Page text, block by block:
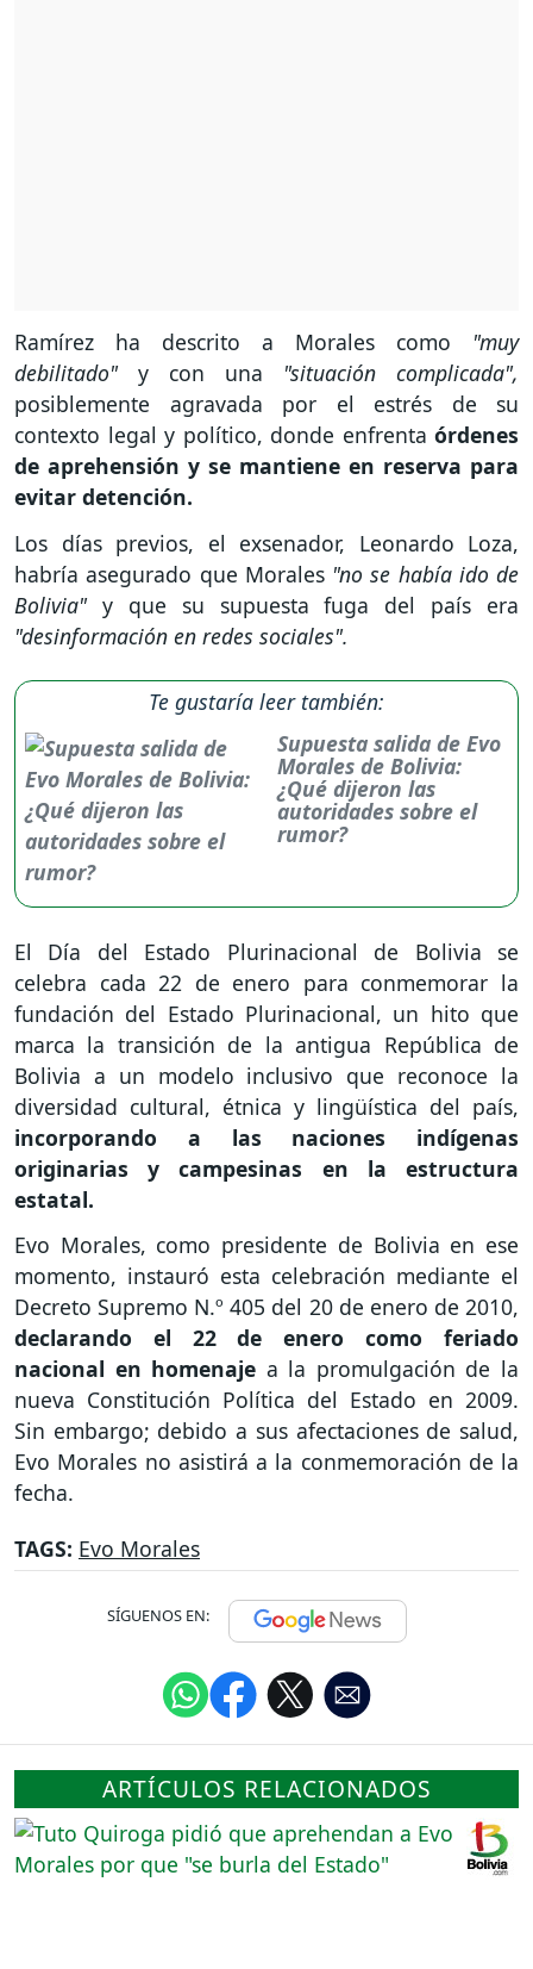
Ramírez ha descrito a Morales como "muy
debilitado"y con una "situación complicada",
posiblemente agravada por el estrés de su
contexto legal y político, donde enfrenta órdenes
de aprehensión y se mantiene en reserva para
evitar detención.
Los días previos, el exsenador, Leonardo Loza,
habría asegurado que Morales "no se había ido de
Bolivia"y que su supuesta fuga del país era
"desinformación en redes sociales".
Te gustaría leer también:
Supuesta salida de Evo
Morales de Bolivia:
¿Qué dijeron las
autoridades sobre el
rumor?
El Día del Estado Plurinacional de Bolivia se
celebra cada 22 de enero para conmemorar la
fundación del Estado Plurinacional, un hito que
marca la transición de la antigua República de
Bolivia a un modelo inclusivo que reconoce la
diversidad cultural, étnica y lingüística del país,
incorporando a las naciones indígenas
originarias y campesinas en la estructura
estatal.
Evo Morales, como presidente de Bolivia en ese
momento, instauró esta celebración mediante el
Decreto Supremo N.º 405 del 20 de enero de 2010,
declarando el 22 de enero como feriado
nacional en homenaje a la promulgación de la
nueva Constitución Política del Estado en 2009.
Sin embargo; debido a sus afectaciones de salud,
Evo Morales no asistirá a la conmemoración de la
fecha.
TAGS: Evo Morales
SÍGUENOS EN:
ARTÍCULOS RELACIONADOS